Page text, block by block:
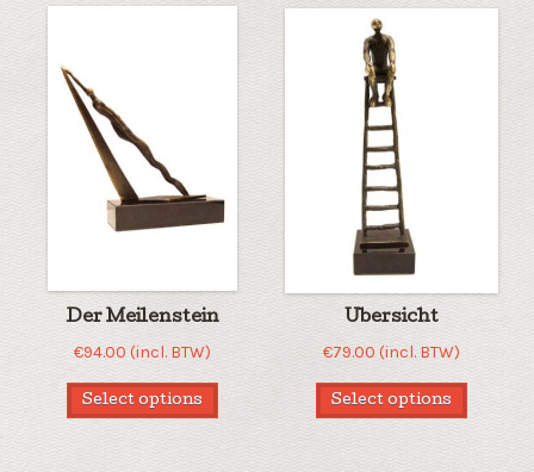
Der Meilenstein
€94.00 (incl. BTW)
Select options
Ubersicht
€79.00 (incl. BTW)
Select options